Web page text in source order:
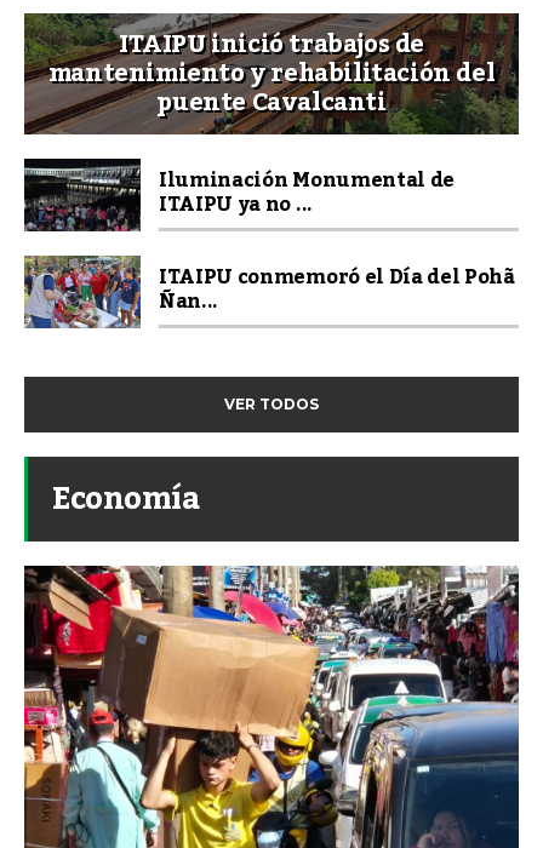
ITAIPU inició trabajos de
mantenimiento y rehabilitación del
puente Cavalcanti
Iluminación Monumental de
ITAIPU ya no ...
ITAIPU conmemoró el Día del Pohã
Ñan...
VER TODOS
Economía